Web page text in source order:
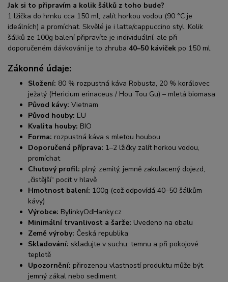
Jak si to připravím a kolik šálků z toho bude?
1 lžička do hrnku cca 150 ml, zalít horkou vodou (90 °C je
ideálních) a promíchat. Skvělé je i latte/cappuccino styl. Kolik
šálků ze 100g balení připravíte je individuální, ale při
doporučeném dávkování je to zhruba 40–50 káviček po 150 ml.
Zákonné údaje:
Složení: 80 % rozpustná káva Robusta, 20 % korálovec
ježatý (Hericium erinaceus / Hou Tou Gu) – mletá biomasa
Původ kávy: Vietnam
Původ houby: EU
Kvalita houby: BIO
Forma: rozpustná káva s mletou houbou
Doporučená příprava: 1–2 lžičky zalít horkou vodou,
promíchat
Chuťový profil: plný, zemitý, jemně zakulacený dojezd,
„čistější“ pocit v hlavě
Hmotnost balení: 100g (což odpovídá 40–50 šálkům
kávy)
Výrobce: BylinkyOdHanky.cz
Minimální trvanlivost a šarže: Uvedeno na obalu
Země výroby: Česká republika
Skladování: skladujte v suchu, temnu a při pokojové
teplotě
Upozornění: přirozenou vlastností produktu může být
jemný zákal nebo sediment